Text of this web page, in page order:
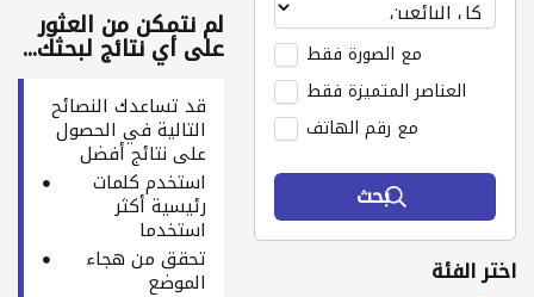
مع الصورة فقط
العناصر المتميزة فقط
مع رقم الهاتف
بحث
اختر الفئة
لم نتمكن من العثور
على أي نتائج لبحثك...
قد تساعدك النصائح
التالية في الحصول
على نتائج أفضل
استخدم كلمات
رئيسية أكثر
استخدما
تحقق من هجاء
الموضع